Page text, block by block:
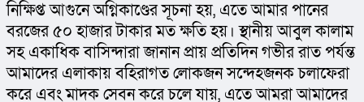
নিক্ষিপ্ত আগুনে অগ্নিকাণ্ডের সূচনা হয়, এতে আমার পানের
বরজের ৫০ হাজার টাকার মত ক্ষতি হয়। স্থানীয় আবুল কালাম
সহ একাধিক বাসিন্দারা জানান প্রায় প্রতিদিন গভীর রাত পর্যন্ত
আমাদের এলাকায় বহিরাগত লোকজন সন্দেহজনক চলাফেরা
করে এবং মাদক সেবন করে চলে যায়, এতে আমরা আমাদের